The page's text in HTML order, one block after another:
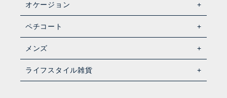
オケージョン
ペチコート
メンズ
ライフスタイル雑貨